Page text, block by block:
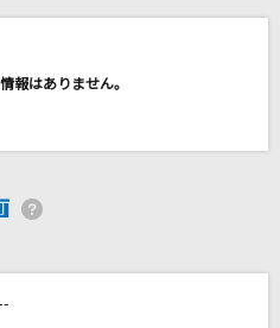
って それってねえ、